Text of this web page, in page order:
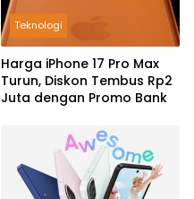
Teknologi
Harga iPhone 17 Pro Max
Turun, Diskon Tembus Rp2
Juta dengan Promo Bank